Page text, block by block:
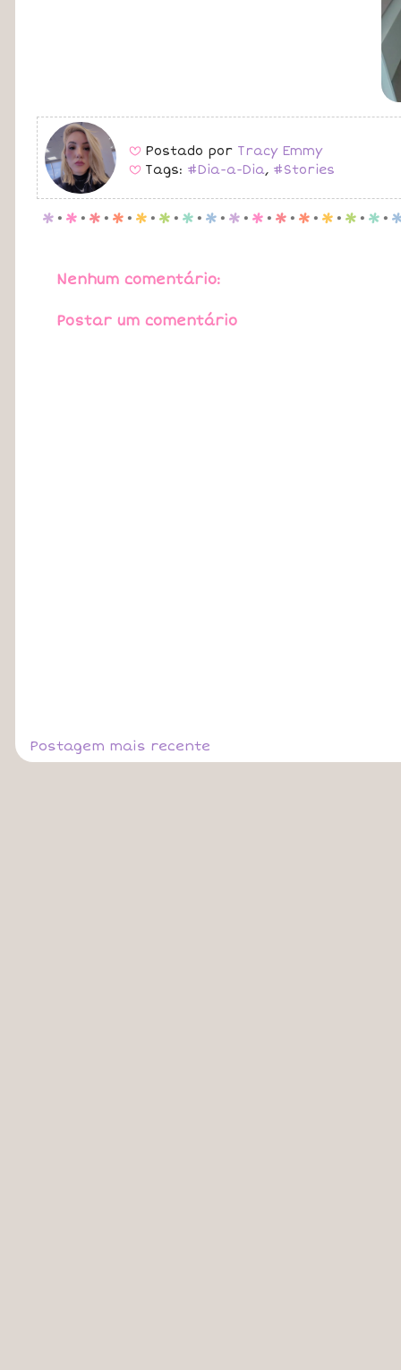
B Postado por Tracy Emmy
B Tags: #Dia-a-Dia, #Stories
p . p . p . p . p . p . p . p . p . p . p . p . p . p . p .
Nenhum comentário:
Postar um comentário
Postagem mais recente